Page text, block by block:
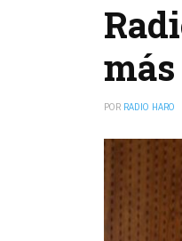
POR RADIO HARO